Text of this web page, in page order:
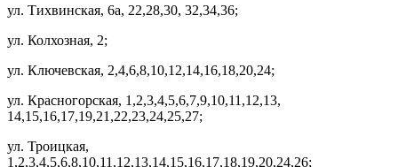
ул. Тихвинская, 6а, 22,28,30, 32,34,36;
ул. Колхозная, 2;
ул. Ключевская, 2,4,6,8,10,12,14,16,18,20,24;
ул. Красногорская, 1,2,3,4,5,6,7,9,10,11,12,13,
14,15,16,17,19,21,22,23,24,25,27;
ул. Троицкая,
1,2,3,4,5,6,8,10,11,12,13,14,15,16,17,18,19,20,24,26;